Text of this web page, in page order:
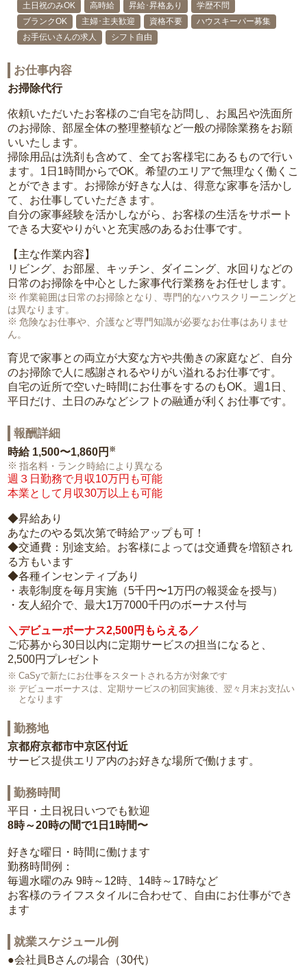
土日祝のみOK 高時給 昇給･昇格あり
学歴不問
ブランクOK
主婦･主夫歓迎 資格不要
ハウスキーパー募集
お手伝いさんの求人
シフト自由
お仕事内容
お掃除代行
依頼いただいたお客様のご自宅を訪問し、お風呂や洗面所
のお掃除、部屋全体の整理整頓など一般の掃除業務をお願
いいたします。
掃除用品は洗剤も含めて、全てお客様宅にあるもので行い
ます。1日1時間からでOK。希望のエリアで無理なく働くこ
とができます。お掃除が好きな人は、得意な家事を活かし
て、お仕事していただきます。
自分の家事経験を活かしながら、お客様の生活をサポート
できる大変やりがいと充実感のあるお仕事です。
【主な作業内容】
リビング、お部屋、キッチン、ダイニング、水回りなどの
日常のお掃除を中心とした家事代行業務をお任せします。
作業範囲は日常のお掃除となり、専門的なハウスクリーニングと
は異なります。
危険なお仕事や、介護など専門知識が必要なお仕事はありませ
ん。
育児で家事との両立が大変な方や共働きの家庭など、自分
のお掃除で人に感謝されるやりがい溢れるお仕事です。
自宅の近所で空いた時間にお仕事をするのもOK。週1日、
平日だけ、土日のみなどシフトの融通が利くお仕事です。
報酬詳細
時給 1,500〜1,860円 ※
指名料・ランク時給により異なる
週３日勤務で月収10万円も可能
本業として月収30万以上も可能
◆昇給あり
あなたのやる気次第で時給アップも可！
◆交通費：別途支給。お客様によっては交通費を増額され
る方もいます
◆各種インセンティブあり
・表彰制度を毎月実施（5千円〜1万円の報奨金を授与）
・友人紹介で、最大1万7000千円のボーナス付与
＼デビューボーナス2,500円もらえる／
ご応募から30日以内に定期サービスの担当になると、
2,500円プレゼント
CaSyで新たにお仕事をスタートされる方が対象です
デビューボーナスは、定期サービスの初回実施後、翌々月末お支払い
となります
勤務地
京都府京都市中京区付近
サービス提供エリア内のお好きな場所で働けます。
勤務時間
平日・土日祝日いつでも歓迎
8時～20時の間で1日1時間〜
好きな曜日・時間に働けます
勤務時間例：
毎週水曜のみ 9時～12時、14時～17時など
お客様のライフスタイルに合わせて、自由にお仕事ができ
ます
就業スケジュール例
●会社員Bさんの場合（30代）